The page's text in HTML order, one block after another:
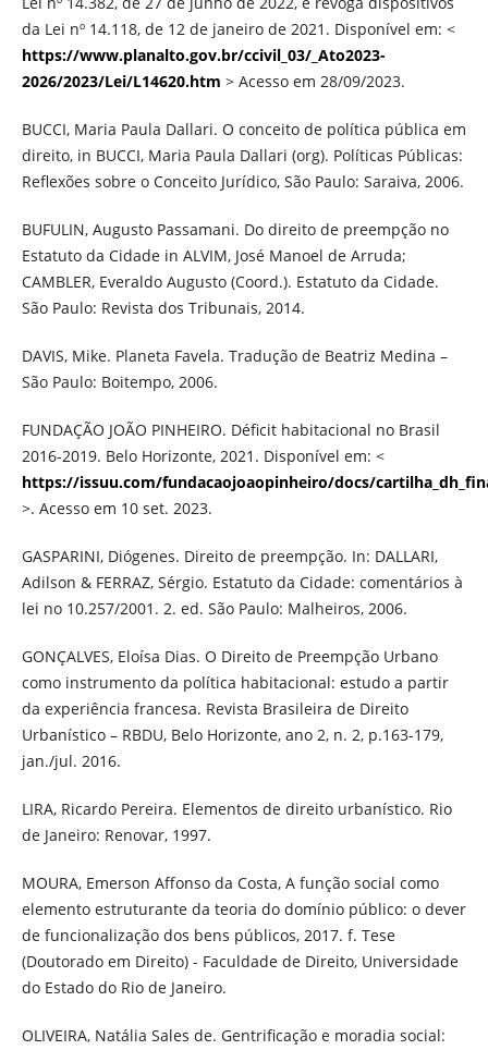
da Lei nº 14.118, de 12 de janeiro de 2021. Disponível em: <
https://www.planalto.gov.br/ccivil_03/_Ato2023-
2026/2023/Lei/L14620.htm > Acesso em 28/09/2023.
BUCCI, Maria Paula Dallari. O conceito de política pública em
direito, in BUCCI, Maria Paula Dallari (org). Políticas Públicas:
Reflexões sobre o Conceito Jurídico, São Paulo: Saraiva, 2006.
BUFULIN, Augusto Passamani. Do direito de preempção no
Estatuto da Cidade in ALVIM, José Manoel de Arruda;
CAMBLER, Everaldo Augusto (Coord.). Estatuto da Cidade.
São Paulo: Revista dos Tribunais, 2014.
DAVIS, Mike. Planeta Favela. Tradução de Beatriz Medina –
São Paulo: Boitempo, 2006.
FUNDAÇÃO JOÃO PINHEIRO. Déficit habitacional no Brasil
2016-2019. Belo Horizonte, 2021. Disponível em: <
https://issuu.com/fundacaojoaopinheiro/docs/
>. Acesso em 10 set. 2023.
GASPARINI, Diógenes. Direito de preempção. In: DALLARI,
Adilson & FERRAZ, Sérgio. Estatuto da Cidade: comentários à
lei no 10.257/2001. 2. ed. São Paulo: Malheiros, 2006.
GONÇALVES, Eloísa Dias. O Direito de Preempção Urbano
como instrumento da política habitacional: estudo a partir
da experiência francesa. Revista Brasileira de Direito
Urbanístico – RBDU, Belo Horizonte, ano 2, n. 2, p.163-179,
jan./jul. 2016.
LIRA, Ricardo Pereira. Elementos de direito urbanístico. Rio
de Janeiro: Renovar, 1997.
MOURA, Emerson Affonso da Costa, A função social como
elemento estruturante da teoria do domínio público: o dever
de funcionalização dos bens públicos, 2017. f. Tese
(Doutorado em Direito) - Faculdade de Direito, Universidade
do Estado do Rio de Janeiro.
OLIVEIRA, Natália Sales de. Gentrificação e moradia social: